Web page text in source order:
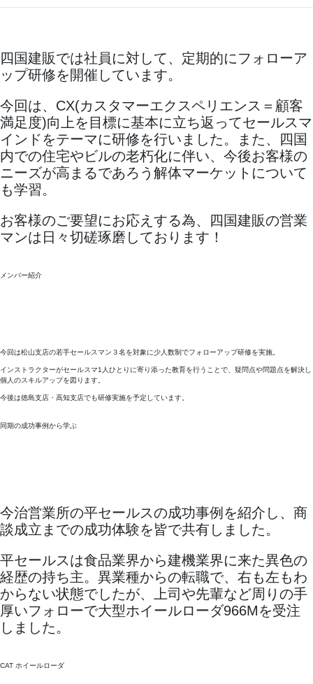
四国建販では社員に対して、定期的にフォローア
ップ研修を開催しています。
今回は、CX(カスタマーエクスペリエンス＝顧客
満足度)向上を目標に基本に立ち返ってセールスマ
インドをテーマに研修を行いました。また、四国
内での住宅やビルの老朽化に伴い、今後お客様の
ニーズが高まるであろう解体マーケットについて
も学習。
お客様のご要望にお応えする為、四国建販の営業
マンは日々切磋琢磨しております！
メンバー紹介
今回は松山支店の若手セールスマン３名を対象に少人数制でフォローアップ研修を実施。
インストラクターがセールスマ1人ひとりに寄り添った教育を行うことで、疑問点や問題点を解決し
個人のスキルアップを図ります。
今後は徳島支店・高知支店でも研修実施を予定しています。
同期の成功事例から学ぶ
今治営業所の平セールスの成功事例を紹介し、商
談成立までの成功体験を皆で共有しました。
平セールスは食品業界から建機業界に来た異色の
経歴の持ち主。異業種からの転職で、右も左もわ
からない状態でしたが、上司や先輩など周りの手
厚いフォローで大型ホイールローダ966Mを受注
しました。
CAT ホイールローダ